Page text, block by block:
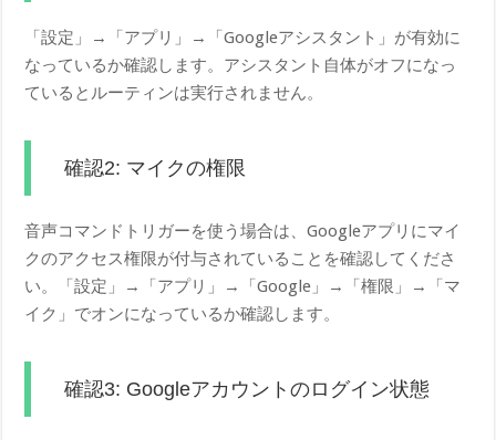
「設定」→「アプリ」→「Googleアシスタント」が有効に
なっているか確認します。アシスタント自体がオフになっ
ているとルーティンは実行されません。
確認2: マイクの権限
音声コマンドトリガーを使う場合は、Googleアプリにマイ
クのアクセス権限が付与されていることを確認してくださ
い。「設定」→「アプリ」→「Google」→「権限」→「マ
イク」でオンになっているか確認します。
確認3: Googleアカウントのログイン状態